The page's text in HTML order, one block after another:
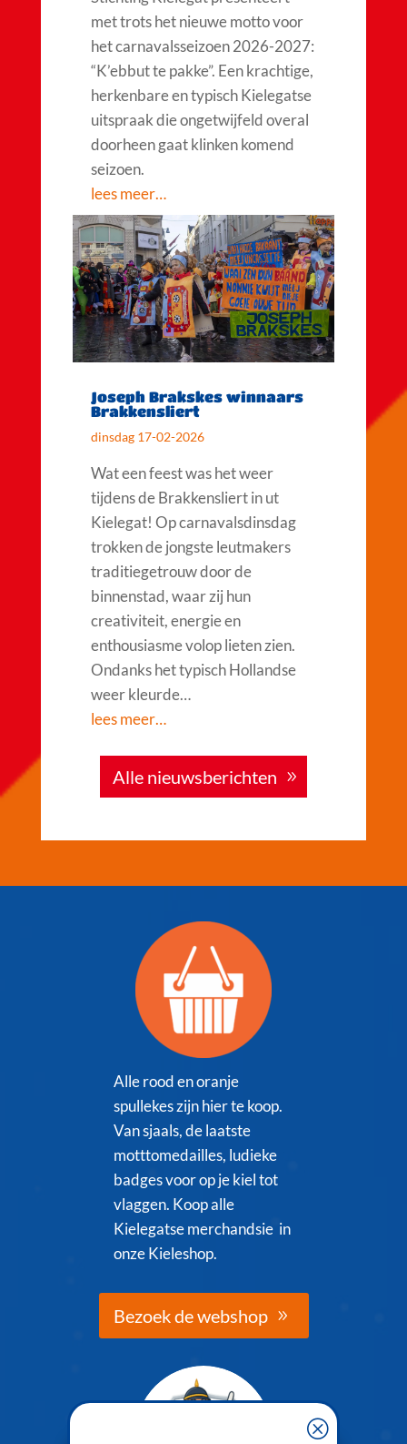
met trots het nieuwe motto voor
het carnavalsseizoen 2026-2027:
“K’ebbut te pakke”. Een krachtige,
herkenbare en typisch Kielegatse
uitspraak die ongetwijfeld overal
doorheen gaat klinken komend
seizoen.
lees meer…
Joseph Brakskes winnaars
Brakkensliert
dinsdag 17-02-2026
Wat een feest was het weer
tijdens de Brakkensliert in ut
Kielegat! Op carnavalsdinsdag
trokken de jongste leutmakers
traditiegetrouw door de
binnenstad, waar zij hun
creativiteit, energie en
enthousiasme volop lieten zien.
Ondanks het typisch Hollandse
weer kleurde…
lees meer…
Alle nieuwsberichten
Alle rood en oranje
spullekes zijn hier te koop.
Van sjaals, de laatste
motttomedailles, ludieke
badges voor op je kiel tot
vlaggen. Koop alle
Kielegatse merchandsie in
onze Kieleshop.
Bezoek de webshop
Q